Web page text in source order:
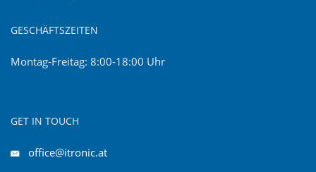
GESCHÄFTSZEITEN
Montag-Freitag: 8:00-18:00 Uhr
GET IN TOUCH
office@itronic.at